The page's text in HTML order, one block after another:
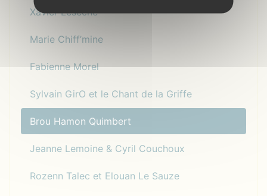
Xavier Lesèche
Marie Chiff’mine
Fabienne Morel
Sylvain GirO et le Chant de la Griffe
Brou Hamon Quimbert
Jeanne Lemoine & Cyril Couchoux
Rozenn Talec et Elouan Le Sauze